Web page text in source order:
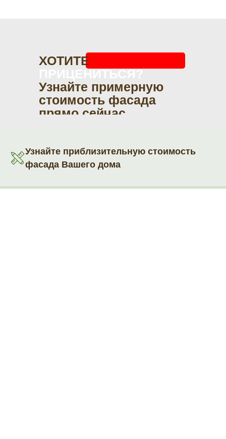
ХОТИТЕ
Узнайте примерную
стоимость фасада
прямо сейчас
Узнайте приблизительную стоимость
фасада Вашего дома